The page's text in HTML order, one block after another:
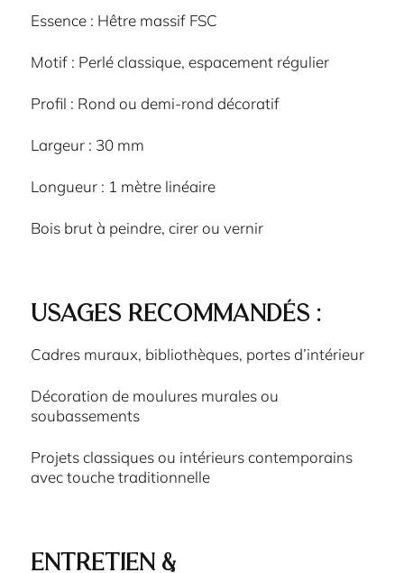
Essence : Hêtre massif FSC
Motif : Perlé classique, espacement régulier
Profil : Rond ou demi-rond décoratif
Largeur : 30 mm
Longueur : 1 mètre linéaire
Bois brut à peindre, cirer ou vernir
Usages recommandés :
Cadres muraux, bibliothèques, portes d’intérieur
Décoration de moulures murales ou
soubassements
Projets classiques ou intérieurs contemporains
avec touche traditionnelle
Entretien &